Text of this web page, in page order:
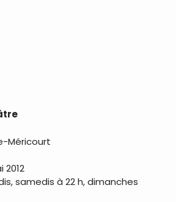
Méricourt
2012
samedis à 22 h, dimanches